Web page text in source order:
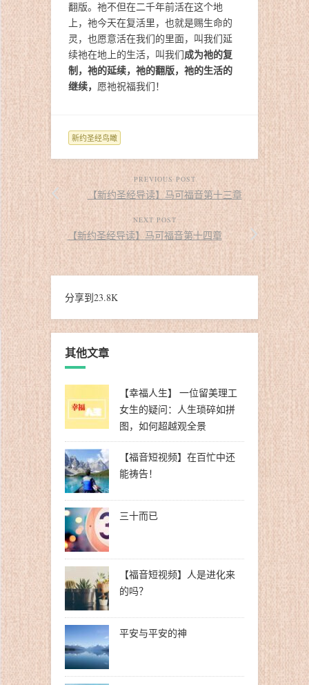
翻版。祂不但在二千年前活在这个地
上，祂今天在复活里，也就是赐生命的
灵，也愿意活在我们的里面，叫我们延
续祂在地上的生活，叫我们成为祂的复
制，祂的延续，祂的翻版，祂的生活的
继续， 愿祂祝福我们！
新约圣经鸟瞰
PREVIOUS POST
【新约圣经导读】马可福音第十三章
NEXT POST
【新约圣经导读】马可福音第十四章
分享到23.8K
其他文章
【幸福人生】 一位留美理工
女生的疑问：人生琐碎如拼
图，如何超越观全景
【福音短视频】在百忙中还
能祷告！
三十而已
【福音短视频】人是进化来
的吗？
平安与平安的神